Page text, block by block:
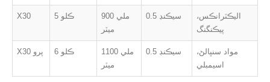
X30 5 ڪلو
900 ملي
ميٽر
0.5 سيڪنڊ
اليڪٽرانڪس،
پيڪنگنگ
X30 پرو 6 ڪلو
1100 ملي
ميٽر
0.5 سيڪنڊ
مواد سنڀالڻ،
اسيمبلي